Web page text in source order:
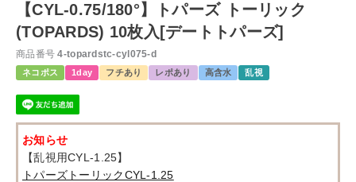
【CYL-0.75/180°】トパーズ トーリック
(TOPARDS) 10枚入[デートトパーズ]
商品番号 4-topardstc-cyl075-d
ネコポス 1day フチあり レポあり 高含水 乱視
お知らせ
【乱視用CYL-1.25】
トパーズトーリックCYL-1.25